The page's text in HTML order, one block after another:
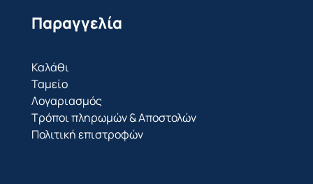
Παραγγελία
Καλάθι
Ταμείο
Λογαριασμός
Τρόποι πληρωμών & Αποστολών
Πολιτική επιστροφών